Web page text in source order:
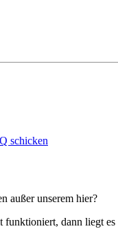
außer unserem hier?
dann liegt